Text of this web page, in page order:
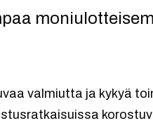
valmiutta ja kykyä